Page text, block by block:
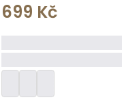
699 Kč